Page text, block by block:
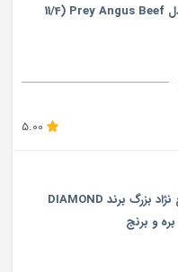
غذای خشک سگ بالغ مدل Prey Angus Beef (11/4
5.00
غذای خشک سگ بالغ نژاد بزرگ برند DIAMOND